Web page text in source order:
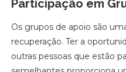
Participação em
Os grupos de apoio são
recuperação. Ter a
outras pessoas que estão